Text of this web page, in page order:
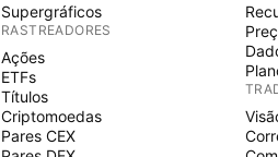
Supergráficos
RASTREADORES
Ações
ETFs
Títulos
Criptomoedas
Pares CEX